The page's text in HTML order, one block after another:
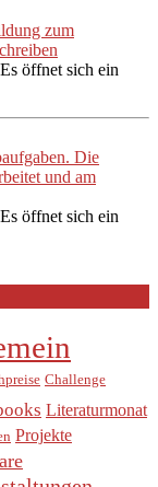
zum
öffnet sich ein
Die
und am
öffnet sich ein
Challenge
Literaturmonat
Projekte